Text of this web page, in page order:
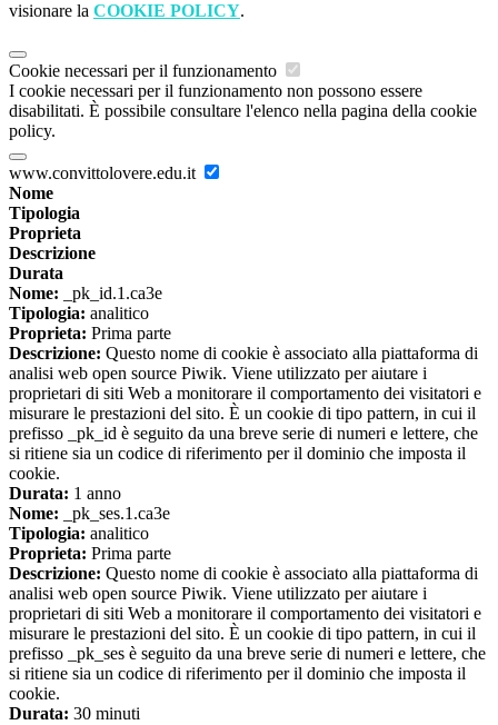
visionare la COOKIE POLICY.
Cookie necessari per il funzionamento
I cookie necessari per il funzionamento non possono essere
disabilitati. È possibile consultare l'elenco nella pagina della cookie
policy.
www.convittolovere.edu.it
Nome
Tipologia
Proprieta
Descrizione
Durata
Nome: _pk_id.1.ca3e
Tipologia: analitico
Proprieta: Prima parte
Descrizione: Questo nome di cookie è associato alla piattaforma di
analisi web open source Piwik. Viene utilizzato per aiutare i
proprietari di siti Web a monitorare il comportamento dei visitatori e
misurare le prestazioni del sito. È un cookie di tipo pattern, in cui il
prefisso _pk_id è seguito da una breve serie di numeri e lettere, che
si ritiene sia un codice di riferimento per il dominio che imposta il
cookie.
Durata: 1 anno
Nome: _pk_ses.1.ca3e
Tipologia: analitico
Proprieta: Prima parte
Descrizione: Questo nome di cookie è associato alla piattaforma di
analisi web open source Piwik. Viene utilizzato per aiutare i
proprietari di siti Web a monitorare il comportamento dei visitatori e
misurare le prestazioni del sito. È un cookie di tipo pattern, in cui il
prefisso _pk_ses è seguito da una breve serie di numeri e lettere, che
si ritiene sia un codice di riferimento per il dominio che imposta il
cookie.
Durata: 30 minuti